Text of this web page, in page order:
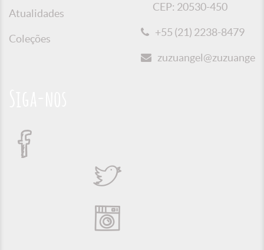
Atualidades
Coleções
CEP: 20530-450
+55 (21) 2238-8479